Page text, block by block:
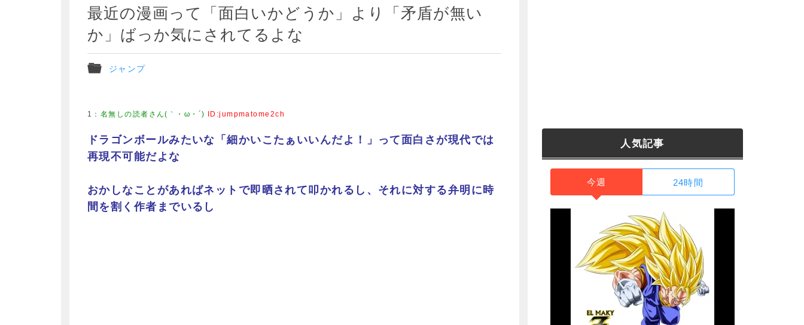
最近の漫画って「面白いかどうか」より「矛盾が無い
か」ばっか気にされてるよな
ジャンプ
1 ： 名無しの読者さん(｀・ω・´) ID:jumpmatome2ch
ドラゴンボールみたいな「細かいこたぁいいんだよ！」って面白さが現代では
再現不可能だよな
おかしなことがあればネットで即晒されて叩かれるし、それに対する弁明に時
間を割く作者までいるし
人気記事
今週 24時間